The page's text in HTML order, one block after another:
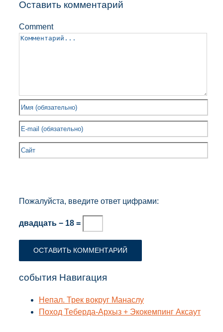
Оставить комментарий
Comment
Пожалуйста, введите ответ цифрами:
двадцать − 18 =
события Навигация
Непал. Трек вокруг Манаслу
Поход Теберда-Архыз + Экокемпинг Аксаут